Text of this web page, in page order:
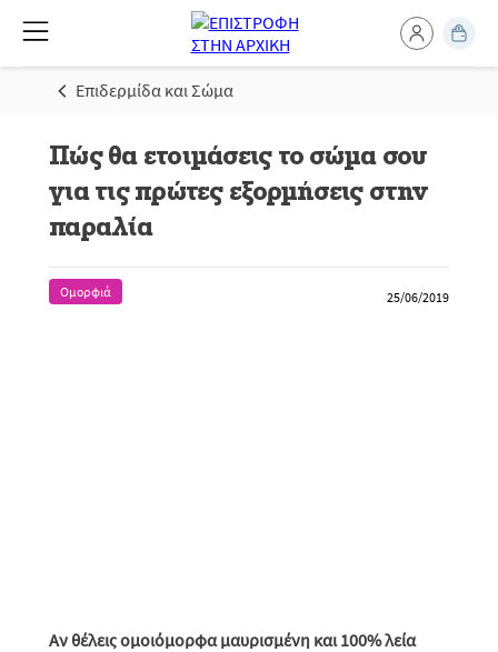
Επιδερμίδα και Σώμα
Πώς θα ετοιμάσεις το σώμα σου
για τις πρώτες εξορμήσεις στην
παραλία
Ομορφιά 25/06/2019
Αν θέλεις ομοιόμορφα μαυρισμένη και 100% λεία